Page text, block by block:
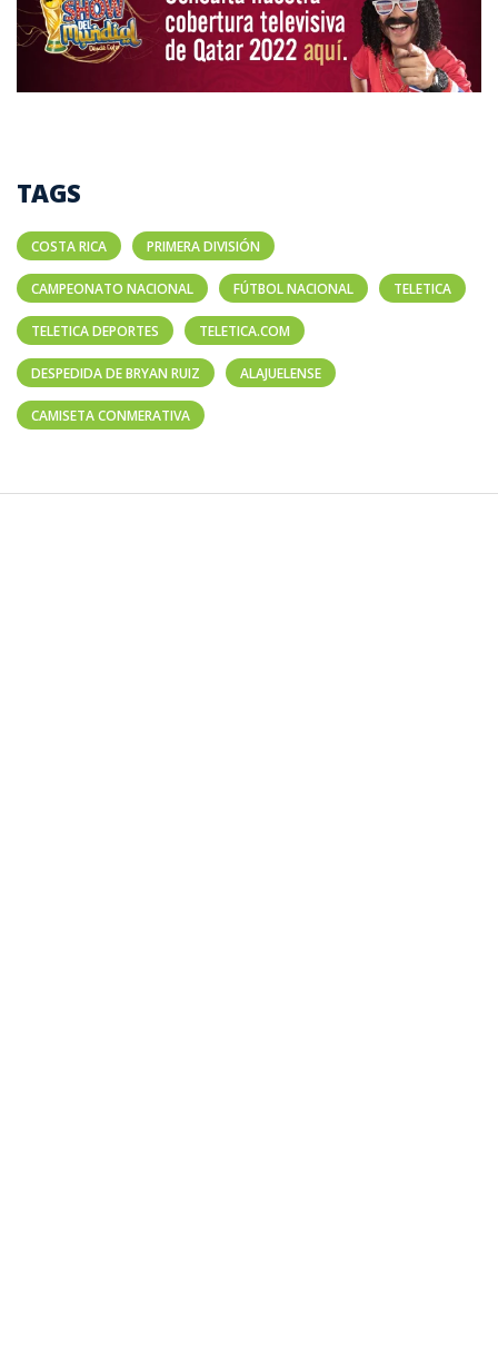
TAGS
COSTA RICA PRIMERA DIVISIÓN
CAMPEONATO NACIONAL FÚTBOL NACIONAL TELETICA
TELETICA DEPORTES TELETICA.COM
DESPEDIDA DE BRYAN RUIZ ALAJUELENSE
CAMISETA CONMERATIVA